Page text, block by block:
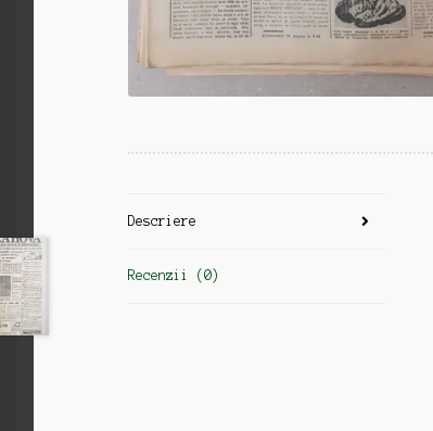
Descriere
Recenzii (0)